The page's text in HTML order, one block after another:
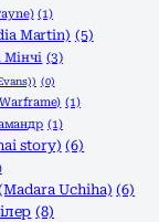
(1)
Martin) (5)
Мінчі (3)
(0)
(1)
(1)
story) (6)
Uchiha) (6)
(8)